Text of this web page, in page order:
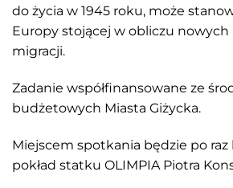
do życia w 1945 roku, może
Europy stojącej w obliczu nowych
migracji.
Zadanie współfinansowane ze
budżetowych Miasta Giżycka.
Miejscem spotkania będzie po
pokład statku OLIMPIA Piotra